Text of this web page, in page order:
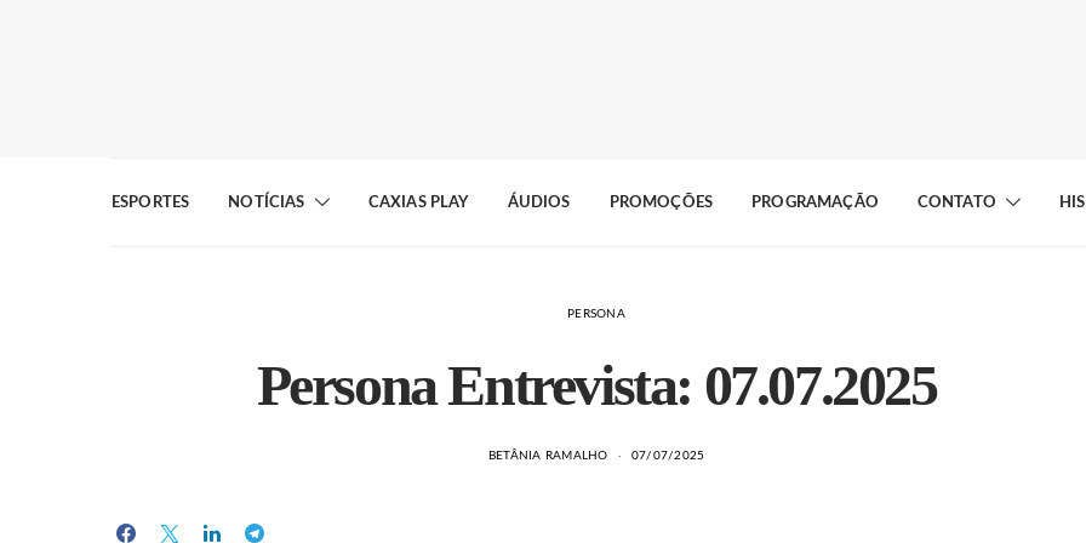
ESPORTES NOTÍCIAS CAXIAS PLAY ÁUDIOS PROMOÇÕES PROGRAMAÇÃO CONTATO
PERSONA
Persona Entrevista: 07.07.2025
BETÂNIA RAMALHO 07/07/2025